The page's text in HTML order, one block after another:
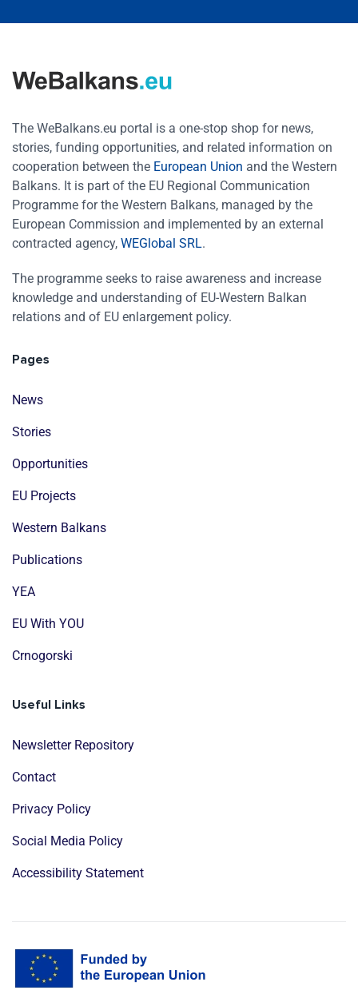
The WeBalkans.eu portal is a one-stop shop for news,
stories, funding opportunities, and related information on
cooperation between the European Union and the Western
Balkans. It is part of the EU Regional Communication
Programme for the Western Balkans, managed by the
European Commission and implemented by an external
contracted agency, WEGlobal SRL.
The programme seeks to raise awareness and increase
knowledge and understanding of EU-Western Balkan
relations and of EU enlargement policy.
Pages
News
Stories
Opportunities
EU Projects
Western Balkans
Publications
YEA
EU With YOU
Crnogorski
Useful Links
Newsletter Repository
Contact
Privacy Policy
Social Media Policy
Accessibility Statement